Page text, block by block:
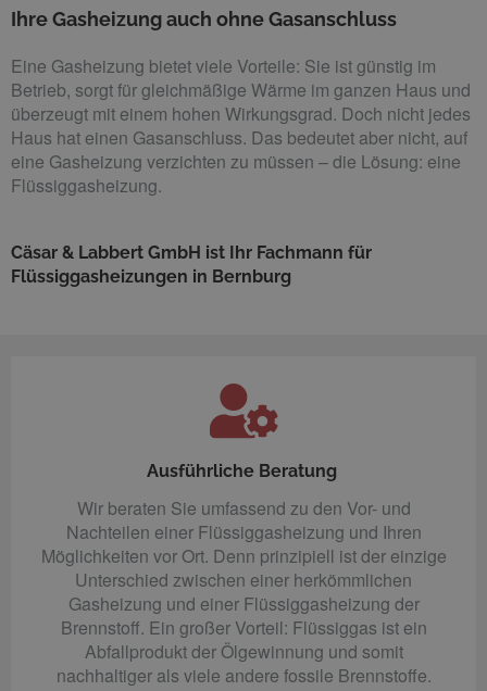
Ihre Gasheizung auch ohne Gasanschluss
Eine Gasheizung bietet viele Vorteile: Sie ist günstig im
Betrieb, sorgt für gleichmäßige Wärme im ganzen Haus und
überzeugt mit einem hohen Wirkungsgrad. Doch nicht jedes
Haus hat einen Gasanschluss. Das bedeutet aber nicht, auf
eine Gasheizung verzichten zu müssen – die Lösung: eine
Flüssiggasheizung.
Cäsar & Labbert GmbH ist Ihr Fachmann für
Flüssiggasheizungen in Bernburg
Ausführliche Beratung
Wir beraten Sie umfassend zu den Vor- und
Nachteilen einer Flüssiggasheizung und Ihren
Möglichkeiten vor Ort. Denn prinzipiell ist der einzige
Unterschied zwischen einer herkömmlichen
Gasheizung und einer Flüssiggasheizung der
Brennstoff. Ein großer Vorteil: Flüssiggas ist ein
Abfallprodukt der Ölgewinnung und somit
nachhaltiger als viele andere fossile Brennstoffe.